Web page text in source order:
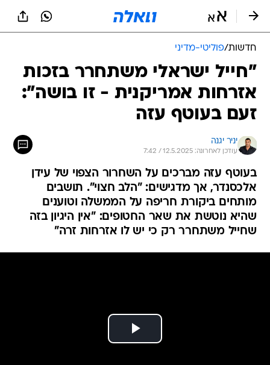
חדשות/פוליטי-מדיני
"חייל ישראלי משתחרר בזכות
אזרחות אמריקנית - זו בושה":
זעם בעוטף עזה
יניר יגנה
עודכן לאחרונה: 12.5.2025 / 7:42
בעוטף עזה מברכים על השחרור הצפוי של עידן
אלכסנדר, אך מדגישים: "הלב חצוי". תושבים
מותחים ביקורת חריפה על הממשלה וטוענים
שהיא נוטשת את שאר החטופים: "אין היגיון בזה
שחייל משתחרר רק כי יש לו אזרחות זרה"